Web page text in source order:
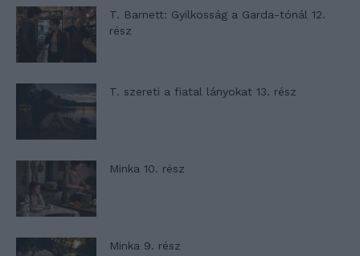
T. Barnett: Gyilkosság a Garda-tónál 12.
rész
T. szereti a fiatal lányokat 13. rész
Minka 10. rész
Minka 9. rész